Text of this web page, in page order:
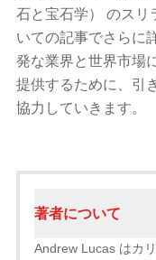
石と宝石学） のスリ
いての記事でさらに
発な業界と世界市場
提供するために、引
協力していきます。
著者について
Andrew Lucas はカ